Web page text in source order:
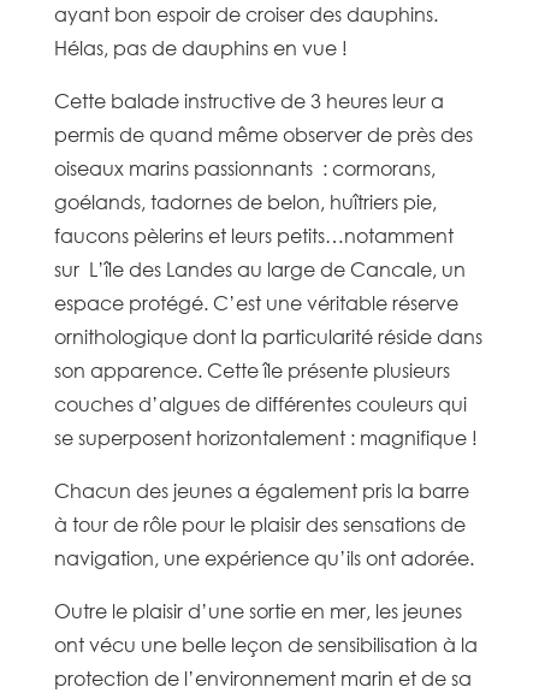
ayant bon espoir de croiser des dauphins.
Hélas, pas de dauphins en vue !
Cette balade instructive de 3 heures leur a
permis de quand même observer de près des
oiseaux marins passionnants : cormorans,
goélands, tadornes de belon, huîtriers pie,
faucons pèlerins et leurs petits…notamment
sur L’île des Landes au large de Cancale, un
espace protégé. C’est une véritable réserve
ornithologique dont la particularité réside dans
son apparence. Cette île présente plusieurs
couches d’algues de différentes couleurs qui
se superposent horizontalement : magnifique !
Chacun des jeunes a également pris la barre
à tour de rôle pour le plaisir des sensations de
navigation, une expérience qu’ils ont adorée.
Outre le plaisir d’une sortie en mer, les jeunes
ont vécu une belle leçon de sensibilisation à la
protection de l’environnement marin et de sa